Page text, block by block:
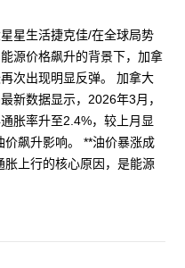
星生活捷克佳/在全球局势
源价格飙升的背景下，加拿
次出现明显反弹。 加拿大
新数据显示，2026年3月，
胀率升至2.4%，较上月显
飙升影响。 **油价暴涨成
胀上行的核心原因，是能源